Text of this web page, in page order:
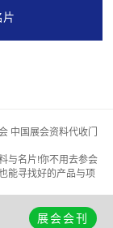
片
中国展会资料代收门
与名片!你不用去参会
能寻找好的产品与项
展会会刊